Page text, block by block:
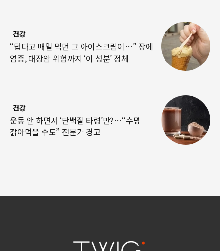
건강
“덥다고 매일 먹던 그 아이스크림이…” 장에
염증, 대장암 위험까지 ‘이 성분’ 정체
건강
운동 안 하면서 ‘단백질 타령’만?…“수명
갉아먹을 수도” 전문가 경고